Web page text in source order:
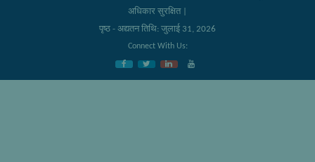
अधिकार सुरक्षित |
पृष्ठ - अद्यतन तिथि: जुलाई 31, 2026
Connect With Us: